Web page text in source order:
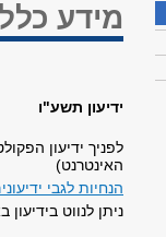
מידע
ידיעון תשע"ו
לפניך ידיעון
האינטרנט)
הנחיות לגבי
ניתן לנווט